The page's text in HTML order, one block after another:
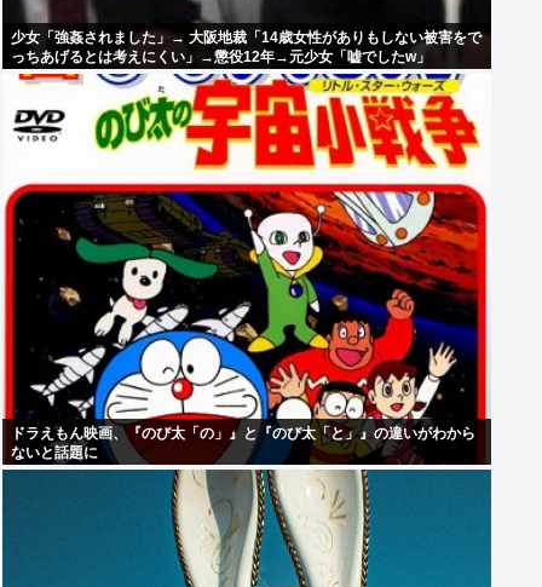
少女「強姦されました」→ 大阪地裁「14歳女性がありもしない被害をで
っちあげるとは考えにくい」→懲役12年→元少女「嘘でしたw」
ドラえもん映画、『のび太「の」』と『のび太「と」』の違いがわから
ないと話題に